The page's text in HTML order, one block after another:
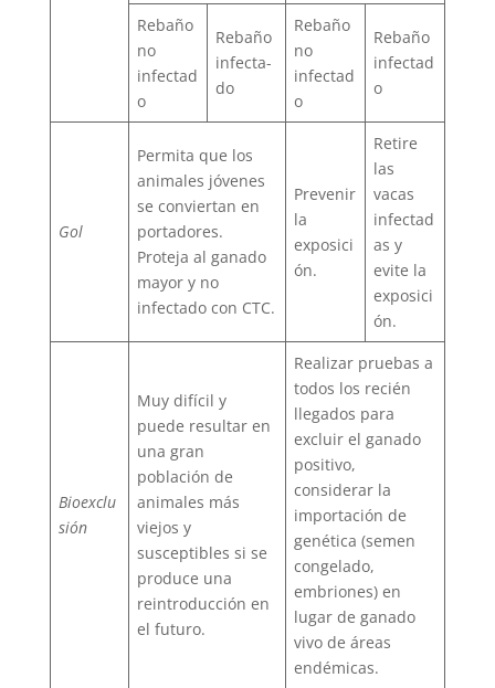
Rebaño
no
infectad
o
Rebaño
infecta-
do
Rebaño
no
infectad
o
Rebaño
infectad
o
Gol
Permita que los
animales jóvenes
se conviertan en
portadores.
Proteja al ganado
mayor y no
infectado con CTC.
Prevenir
la
exposici
ón.
Retire
las
vacas
infectad
as y
evite la
exposici
ón.
Bioexclu
sión
Muy difícil y
puede resultar en
una gran
población de
animales más
viejos y
susceptibles si se
produce una
reintroducción en
el futuro.
Realizar pruebas a
todos los recién
llegados para
excluir el ganado
positivo,
considerar la
importación de
genética (semen
congelado,
embriones) en
lugar de ganado
vivo de áreas
endémicas.